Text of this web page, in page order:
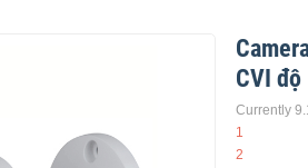
CVI
Currently
1
2